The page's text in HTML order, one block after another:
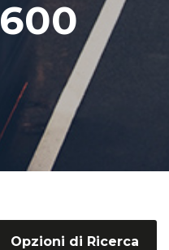
600
Opzioni di Ricerca